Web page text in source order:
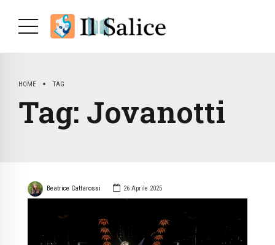
HOME TAG
Tag: Jovanotti
Beatrice Cattarossi 26 Aprile 2025